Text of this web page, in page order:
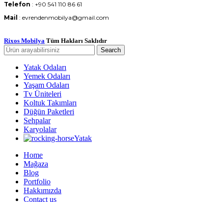
Telefon : +90 541 110 86 61
Mail : evrendenmobilya@gmail.com
Rixos Mobilya Tüm Hakları Saklıdır
Search
Yatak Odaları
Yemek Odaları
Yaşam Odaları
Tv Üniteleri
Koltuk Takımları
Düğün Paketleri
Sehpalar
Karyolalar
Yatak
Home
Mağaza
Blog
Portfolio
Hakkımızda
Contact us